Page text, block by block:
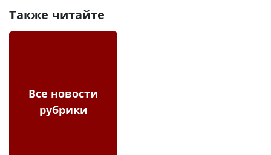
Также читайте
Все новости
рубрики